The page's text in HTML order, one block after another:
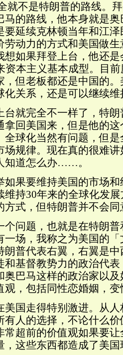
就不是特朗普的路线。
马的路线，他本身就是
要延续克林顿当年和江
劳动力的方式和美国做
想如果拜登上台，他还
资本主义基本成型。目
，但老板都还是中国的
化关系，还是可以继续
台就完全不一样了，特
拿回美国来，但是他的
全球化当然有问题，但
场规律。现在真的很难
知道怎么办……。
如果要维持美国的市场
维持30年来的全球化发
方式，但特朗普并不会同
个问题，也就是在特朗
一场，我称之为美国的
朗普代表右翼，右翼是
和基督教势力的政治代
奥巴马这样的政治家以
观，包括同性恋婚姻，
美国走得特别激进。从
有人的选择，不论什么
常超前的价值观如果要
，这些东西都造成了美